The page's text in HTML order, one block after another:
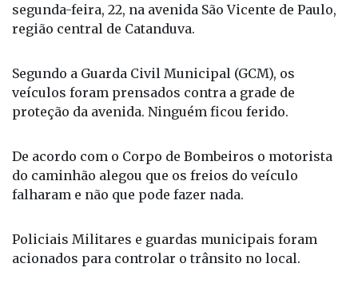
segunda-feira, 22, na avenida São Vicente de Paulo,
região central de Catanduva.
Segundo a Guarda Civil Municipal (GCM), os
veículos foram prensados contra a grade de
proteção da avenida. Ninguém ficou ferido.
De acordo com o Corpo de Bombeiros o motorista
do caminhão alegou que os freios do veículo
falharam e não que pode fazer nada.
Policiais Militares e guardas municipais foram
acionados para controlar o trânsito no local.